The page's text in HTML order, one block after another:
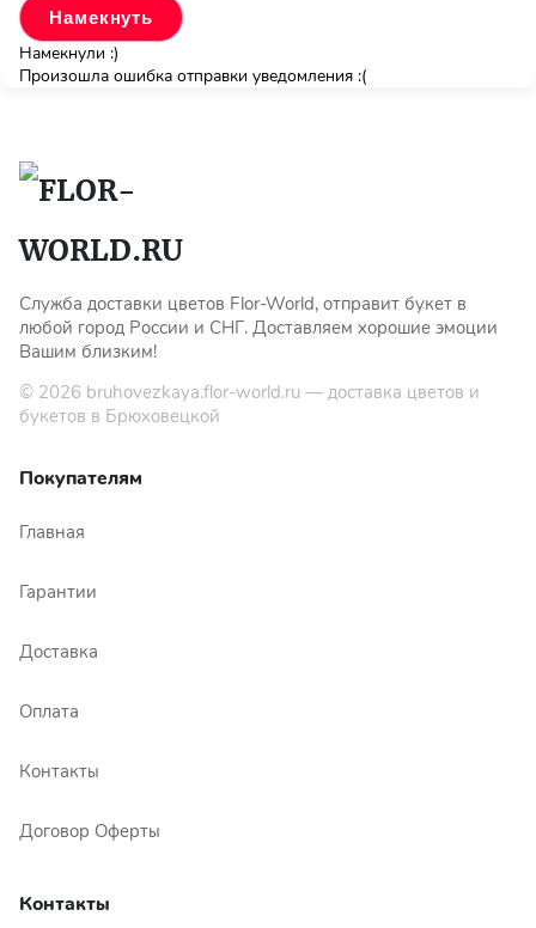
Намекнули :)
Произошла ошибка отправки уведомления :(
Служба доставки цветов Flor-World, отправит букет в
любой город России и СНГ. Доставляем хорошие эмоции
Вашим близким!
© 2026 bruhovezkaya.flor-world.ru — доставка цветов и
букетов в Брюховецкой
Покупателям
Главная
Гарантии
Доставка
Оплата
Контакты
Договор Оферты
Контакты